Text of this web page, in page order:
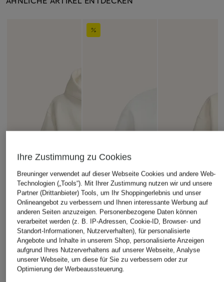
Ihre Zustimmung zu Cookies
Breuninger verwendet auf dieser Webseite Cookies und andere Web-
Technologien („Tools“). Mit Ihrer Zustimmung nutzen wir und unsere
Partner (Drittanbieter) Tools, um Ihr Shoppingerlebnis und unser
Onlineangebot zu verbessern und Ihnen interessante Werbung auf
anderen Seiten anzuzeigen. Personenbezogene Daten können
verarbeitet werden (z. B. IP-Adressen, Cookie-ID, Browser- und
Standort-Informationen, Nutzerverhalten), für personalisierte
Angebote und Inhalte in unserem Shop, personalisierte Anzeigen
aufgrund Ihres Nutzerverhaltens auf unserer Webseite, Analyse
unserer Webseite, um diese für Sie zu verbessern oder zur
Optimierung der Werbeaussteuerung.